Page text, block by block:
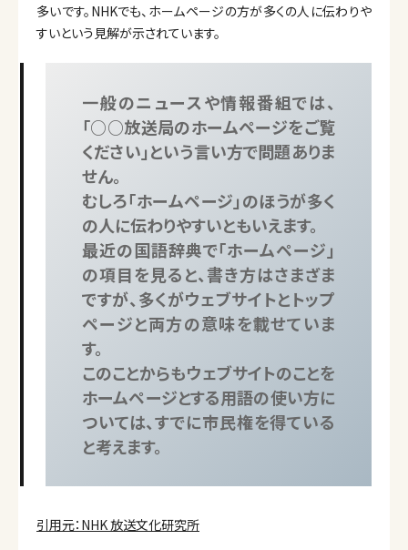
多いです。NHKでも、ホームページの方が多くの人に伝わりや
すいという見解が示されています。
一般のニュースや情報番組では、
「○○放送局のホームページをご覧
ください」という言い方で問題ありま
せん。
むしろ「ホームページ」のほうが多く
の人に伝わりやすいともいえます。
最近の国語辞典で「ホームページ」
の項目を見ると、書き方はさまざま
ですが、多くがウェブサイトとトップ
ページと両方の意味を載せていま
す。
このことからもウェブサイトのことを
ホームページとする用語の使い方に
ついては、すでに市民権を得ている
と考えます。
引用元：NHK 放送文化研究所